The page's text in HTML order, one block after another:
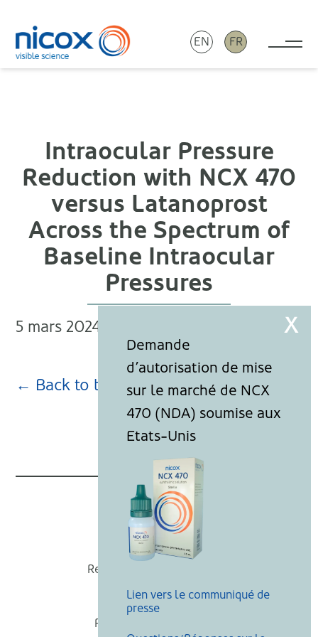
Nicox
EN FR
Intraocular Pressure
Reduction with NCX 470
versus Latanoprost
Across the Spectrum of
Baseline Intraocular
Pressures
5 mars 2024
← Back to blog page
Nicox
Recevoir nos actualités
Mentions légales
Politique de cookies
Lien vers le communiqué de
presse